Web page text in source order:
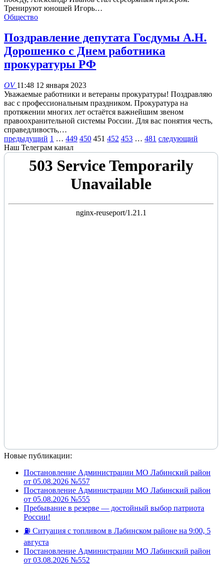
Тренируют юношей Игорь…
Общество
Поздравление депутата Госдумы А.Н.
Дорошенко с Днем работника
прокуратуры РФ
OV11:48 12 января 2023
Уважаемые работники и ветераны прокуратуры! Поздравляю
вас с профессиональным праздником. Прокуратура на
протяжении многих лет остаётся важнейшим звеном
правоохранительной системы России. Для вас понятия честь,
справедливость,…
предыдущий 1 … 449 450 451 452 453 … 481 следующий
Наш Телеграм канал
Новые публикации:
Постановление Администрации МО Лабинский район
от 05.08.2026 №557
Постановление Администрации МО Лабинский район
от 05.08.2026 №555
Пребывание в резерве — достойный выбор патриота
России!
⛽️ Ситуация с топливом в Лабинском районе на 9:00, 5
августа
Постановление Администрации МО Лабинский район
от 03.08.2026 №552